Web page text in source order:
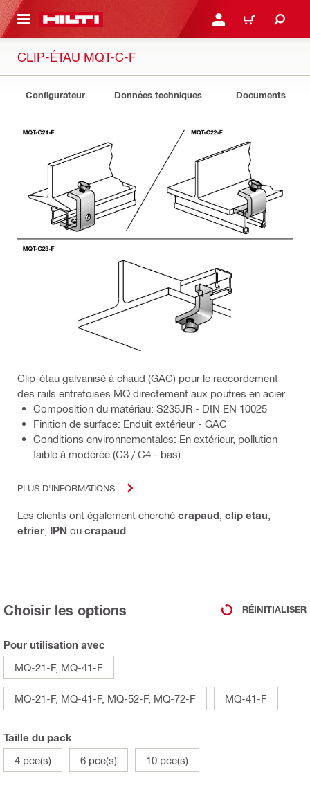
CONTENT CONNEXION OU
PANIER
CLIP-ÉTAU MQT-C-F
Configurateur Données techniques Documents
Clip-étau galvanisé à chaud (GAC) pour le raccordement
des rails entretoises MQ directement aux poutres en acier
Composition du matériau: S235JR - DIN EN 10025
Finition de surface: Enduit extérieur - GAC
Conditions environnementales: En extérieur, pollution
faible à modérée (C3 / C4 - bas)
PLUS D'INFORMATIONS
Les clients ont également cherché crapaud clip etau
etrier IPN ou crapaud
Choisir les options RÉINITIALISER
Pour utilisation avec
MQ-21-F, MQ-41-F
MQ-21-F, MQ-41-F, MQ-52-F, MQ-72-F MQ-41-F
Taille du pack
4 pce(s)
6 pce(s) 10 pce(s)